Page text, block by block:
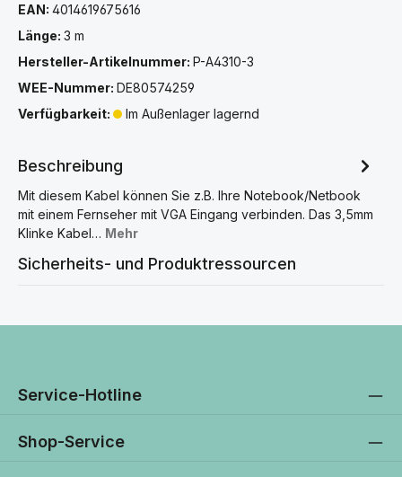
EAN: 4014619675616
Länge: 3 m
Hersteller-Artikelnummer: P-A4310-3
WEE-Nummer: DE80574259
Verfügbarkeit:
Im Außenlager lagernd
Beschreibung
Mit diesem Kabel können Sie z.B. Ihre Notebook/Netbook
mit einem Fernseher mit VGA Eingang verbinden. Das 3,5mm
Klinke Kabel… Mehr
Sicherheits- und Produktressourcen
Service-Hotline
Shop-Service